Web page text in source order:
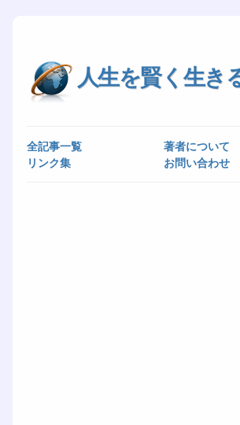
人生を賢く生き
全記事一覧
著者について
リンク集
お問い合わせ